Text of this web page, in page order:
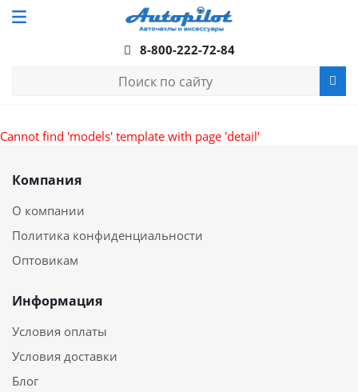
8-800-222-72-84
Cannot find 'models' template with page 'detail'
Компания
О компании
Политика конфиденциальности
Оптовикам
Информация
Условия оплаты
Условия доставки
Блог